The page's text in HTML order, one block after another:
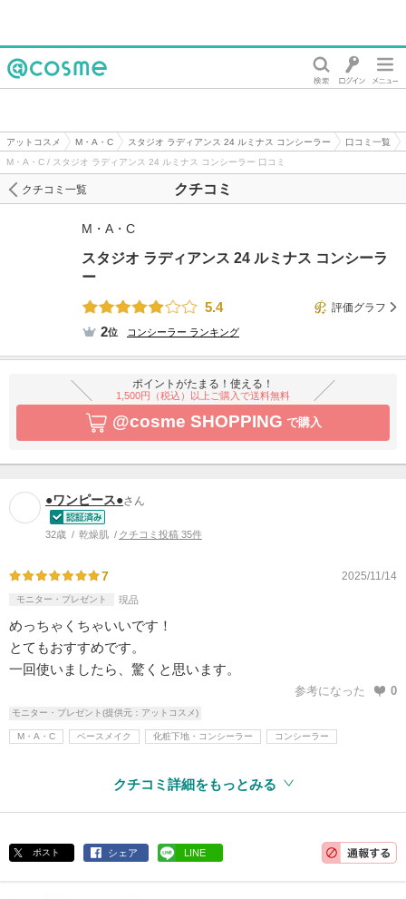
アットコスメ M・A・C スタジオ ラディアンス 24 ルミナス コンシーラー 口コミ一覧
M・A・C / スタジオ ラディアンス 24 ルミナス コンシーラー 口コミ
クチコミ
クチコミ一覧
M・A・C
スタジオ ラディアンス 24 ルミナス コンシーラ
ー
5.4
評価グラフ
2位 コンシーラー ランキング
ポイントがたまる！使える！
1,500円（税込）以上ご購入で送料無料
@cosme SHOPPING で購入
●ワンピース●さん
32歳 乾燥肌 クチコミ投稿 35件
7 2025/11/14
モニター・プレゼント 現品
めっちゃくちゃいいです！
とてもおすすめです。
一回使いましたら、驚くと思います。
参考になった 0
モニター・プレゼント(提供元：アットコスメ)
M・A・C ベースメイク 化粧下地・コンシーラー コンシーラー
クチコミ詳細をもっとみる
ポスト シェア LINE